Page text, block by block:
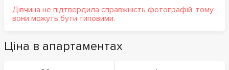
Дівчина не підтвердила справжність фотографій, тому
вони можуть бути типовими.
Ціна в апартаментах